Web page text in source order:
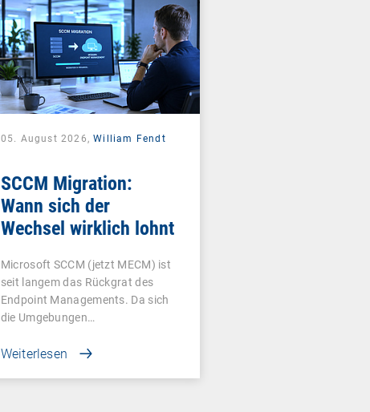
05. August 2026,William Fendt
SCCM Migration:
Wann sich der
Wechsel wirklich lohnt
Microsoft SCCM (jetzt MECM) ist
seit langem das Rückgrat des
Endpoint Managements. Da sich
die Umgebungen…
Weiterlesen